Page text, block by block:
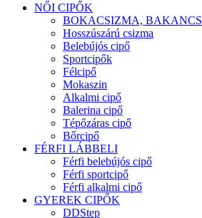
NŐI CIPŐK
BOKACSIZMA, BAKANCS
Hosszúszárú csizma
Belebújós cipő
Sportcipők
Félcipő
Mokaszin
Alkalmi cipő
Balerina cipő
Tépőzáras cipő
Bőrcipő
FÉRFI LÁBBELI
Férfi belebújós cipő
Férfi sportcipő
Férfi alkalmi cipő
GYEREK CIPŐK
DDStep